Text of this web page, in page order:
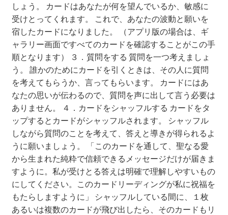
サブスクコース（プレミアムプラン）開始のお知らせ
サンプルリーディングキャンペーン
スプレッド投票キャンペーン
セール投票キャンペーン
プライバシーポリシー
プレキャン前提案
プレミアムプランについて
プレミアムプランの解約について
しょう。 カードはあなたが何を望んでいるか、敏感に
受けとってくれます。 これで、あなたの波動と願いを
宿したカードになりました。 （アプリ版の場合は、ギ
ャラリー画面ですべてのカードを確認することがこの手
順となります） ３．質問をする 質問を一つ考えましょ
う。 誰かのためにカードを引くときは、その人に質問
を考えてもらうか、言ってもらいます。 カードにはあ
なたの思いが伝わるので、質問を声に出して言う必要は
ありません。 ４．カードをシャッフルする カードをタ
ップするとカードがシャッフルされます。 シャッフル
しながら質問のことを考えて、答えと導きが得られるよ
うに願いましょう。 「このカードを通して、聖なる愛
から生まれた純粋で信頼できるメッセージだけが届きま
すように。私が受けとる答えは明確で理解しやすいもの
にしてください。このカードリーディングが私に祝福を
もたらしますように」 シャッフルしている間に、１枚
あるいは複数のカードが飛び出したら、そのカードもリ